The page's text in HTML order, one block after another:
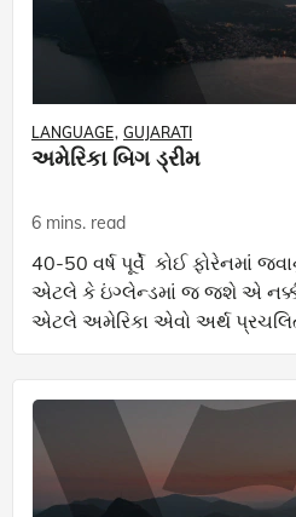
LANGUAGE GUJARATI
અમેરિકા બિગ ડ્રીમ
6 mins. read
40-50 વર્ષ પૂર્વે કોઈ ફોરેનમાં
એટલે કે ઇંગ્લેન્ડમાં જ જશે એ
એટલે અમેરિકા એવો અર્થ
ડિઝની જેવાં માનવનિર્મિત આશ્ચર્યો